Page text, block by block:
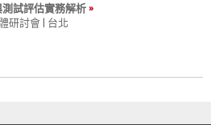
試評估實務解析
研討會 | 台北